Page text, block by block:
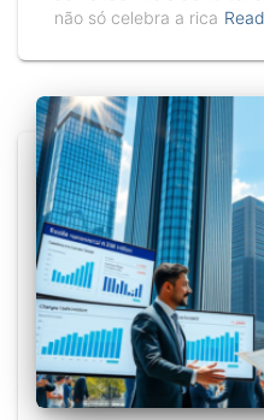
não só celebra a rica